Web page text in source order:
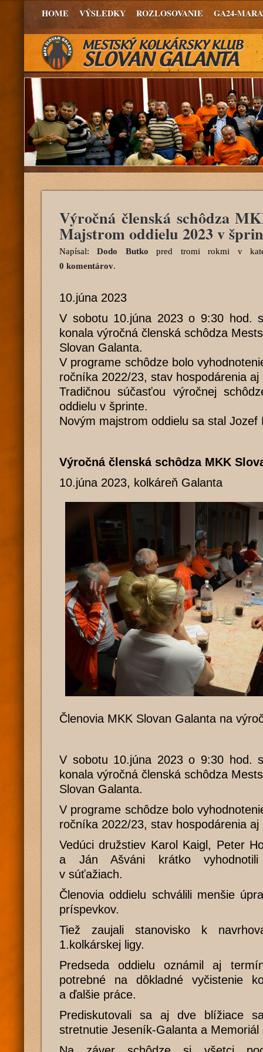
HOME VÝSLEDKY ROZLOSOVANIE GA24-
Výročná členská schôdza
Majstrom oddielu 2023 v
Napísal:Dodo Butko pred tromi rokmi v
0 komentárov.
10.júna 2023
V sobotu 10.júna 2023 o 9:30 hod.
konala výročná členská schôdza
Slovan Galanta.
V programe schôdze bolo
ročníka 2022/23, stav hospodárenia
Tradičnou súčasťou výročnej
oddielu v šprinte.
Novým majstrom oddielu sa stal Jozef
Výročná členská schôdza MKK
10.júna 2023, kolkáreň Galanta
Členovia MKK Slovan Galanta na
V sobotu 10.júna 2023 o 9:30 hod.
konala výročná členská schôdza
Slovan Galanta.
V programe schôdze bolo
ročníka 2022/23, stav hospodárenia
Vedúci družstiev Karol Kaigl, Peter
a Ján Ašváni krátko vyhodnotili
v súťažiach.
Členovia oddielu schválili menšie
príspevkov.
Tiež zaujali stanovisko k
1.kolkárskej ligy.
Predseda oddielu oznámil aj
potrebné na dôkladné vyčistenie
a ďalšie práce.
Prediskutovali sa aj dve blížiace
stretnutie Jeseník-Galanta a Memoriál